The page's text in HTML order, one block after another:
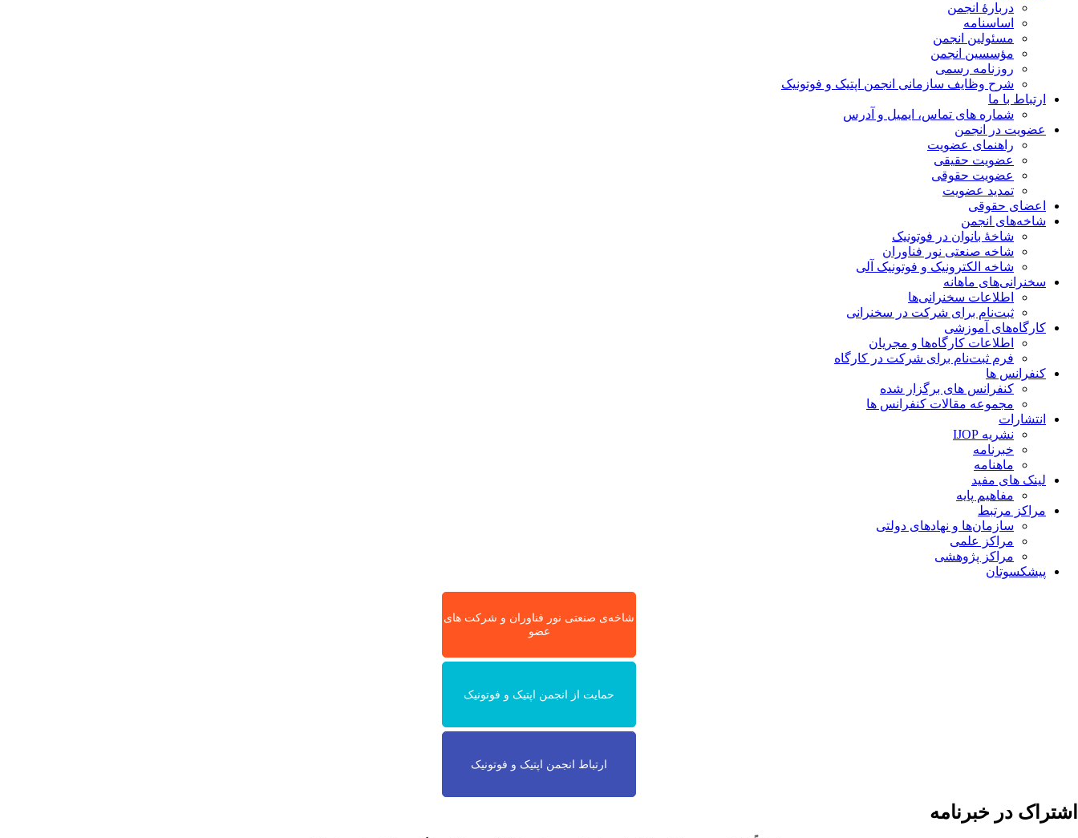
دربارۀ انجمن
اساسنامه
مسئولین انجمن
مؤسسین انجمن
روزنامه رسمی
شرح وظایف سازمانی انجمن اپتیک و فوتونیک
ارتباط با ما
شماره های تماس، ایمیل و آدرس
عضویت در انجمن
راهنمای عضویت
عضویت حقیقی
عضویت حقوقی
تمدید عضویت
اعضای حقوقی
شاخه‌های انجمن
شاخۀ بانوان در فوتونیک
شاخه صنعتی نور فناوران
شاخه‌ الکترونیک و فوتونیک آلی
سخنرانی‌های ماهانه
اطلاعات سخنرانی‌‌ها
ثبت‌نام برای شرکت در سخنرانی
کارگاه‌های آموزشی
اطلاعات کارگاه‌ها و مجریان
فرم ثبت‌نام برای شرکت در کارگاه
کنفرانس ها
کنفرانس های برگزار شده
مجموعه مقالات کنفرانس ها
انتشارات
نشریه IJOP
خبرنامه
ماهنامه
لینک های مفید
مفاهیم پایه
مراکز مرتبط
سازمان‌ها و نهادهای دولتی
مراکز علمی
مراکز پژوهشی
پیشکسوتان
شاخه‌ی صنعتی نور فناوران و شرکت های
عضو
حمایت از انجمن اپتیک و فوتونیک
ارتباط انجمن اپتیک و فوتونیک
اشتراک در خبرنامه